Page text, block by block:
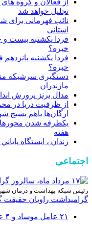
از فعالان و گروه های
تجلیل خواهد شد
نائب فهرمانی برای
استانی
خبره؟
خبره؟
دستگیری سرشبکه
مازندران
مدال برنز پرورش
از ظرفیت دریا در
ارگان‌ها باهم بسیج
یکطرفه شدن
هفته
زندان ، ايستگاه
اجتماعی
رئیس شبکه بهداشت و درمان
گرامیداشت راویان حقیقت
۲۱ عامل موساد و ۴ عضو باند‌های مسلح بازداشت شدند